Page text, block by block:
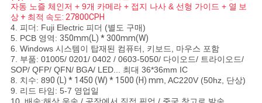
자동 노즐 체인저 + 9개 카메라 + 접지 나사 & 선형 가이드 + 열 보
상 + 최적 속도: 27800CPH
4. 피더: Fuji Electric 피더 (별도 구매)
5. PCB 영역: 350mm(L) * 300mm(W)
6. Windows 시스템이 탑재된 컴퓨터, 키보드, 마우스 포함
7. 부품: 01005/ 0201/ 0402 / 0603-5050/ 다이오드/ 트라이오드/
SOP/ QFP/ QFN/ BGA/ LED... 최대 36*36mm IC
8. 치수: 890 (L) * 1450 (W) * 1500 (H) mm, AC220V (50hz, 단상)
9. 리드 타임: 5-7 영업일